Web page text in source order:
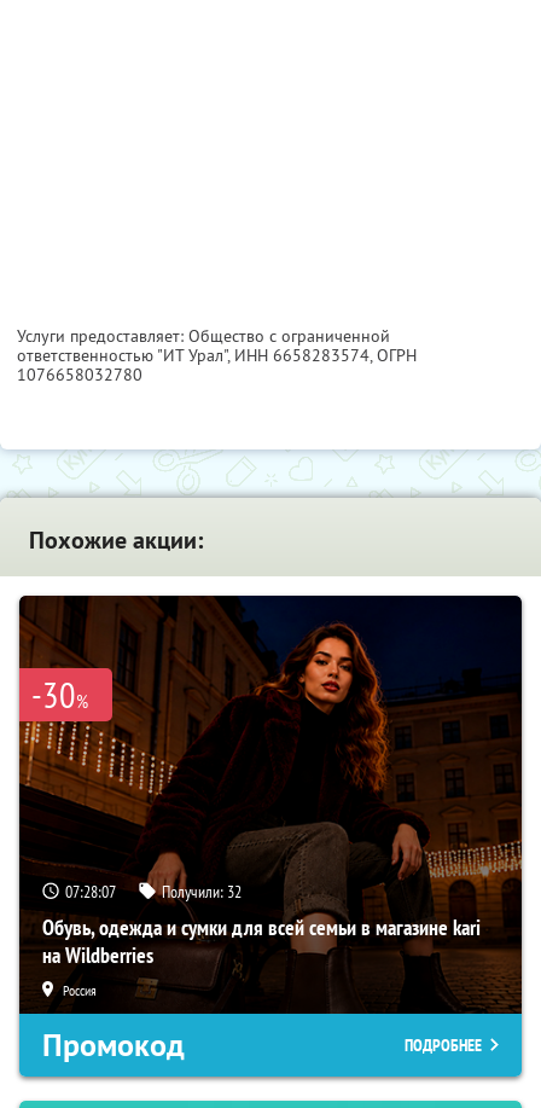
Услуги предоставляет: Общество с ограниченной
ответственностью "ИТ Урал", ИНН 6658283574, ОГРН
1076658032780
Похожие акции:
-30%
07:28:06 Получили: 32
Обувь, одежда и сумки для всей семьи в магазине kari
на Wildberries
Россия
Промокод ПОДРОБНЕЕ